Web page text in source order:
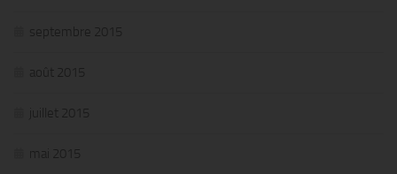
septembre 2015
août 2015
juillet 2015
mai 2015